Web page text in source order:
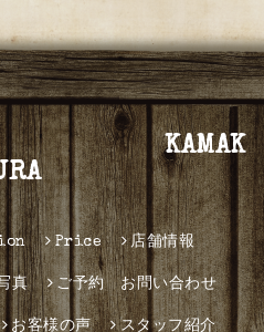
KAMAK
Price 店舗情報
真 ご予約 お問い合わせ
お客様の声 スタッフ紹介